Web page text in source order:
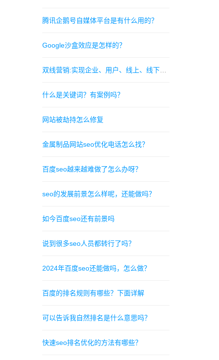
腾讯企鹅号自媒体平台是有什么用的？
Google沙盒效应是怎样的？
双线营销:实现企业、用户、线上、线下四点联动
什么是关键词？有案例吗？
网站被劫持怎么修复
金属制品网站seo优化电话怎么找？
百度seo越来越难做了怎么办呀？
seo的发展前景怎么样呢，还能做吗？
如今百度seo还有前景吗
说到很多seo人员都转行了吗？
2024年百度seo还能做吗，怎么做？
百度的排名规则有哪些？下面详解
可以告诉我自然排名是什么意思吗？
快速seo排名优化的方法有哪些？